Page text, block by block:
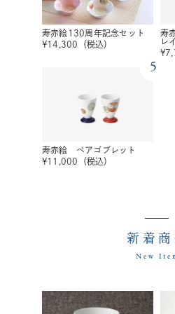
寿赤絵130周年記念セット
¥14,300 （税込）
寿
レイ
¥
5
寿赤絵 ペアゴブレット
¥11,000 （税込）
新着商
New